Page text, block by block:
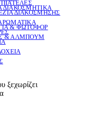
ΠΙΑΤΕΛΕΣ
ΔΙΑΚΟΣΜΗΤΙΚΑ
ΔΙΑΚΟΣΜΗΣΗΣ
& ΦΩΤΟΦΟΡ
& ΑΛΜΠΟΥΜ
ξεχωρίζει